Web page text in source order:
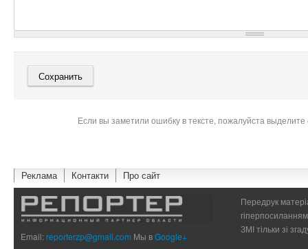
Если вы заметили ошибку в тексте, пожалуйста
Реклама Контакти Про сайт
Email:reporterzp@gmail.com Мы вGoogle+
Передрук
ЗМІ тільки зі